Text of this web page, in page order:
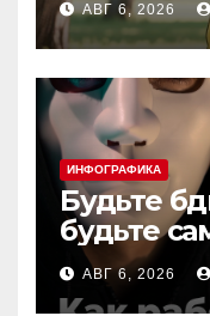
АВГ 6, 2026
ИНФОГРАФИКА
Будьте
будьте
АВГ 6, 2026